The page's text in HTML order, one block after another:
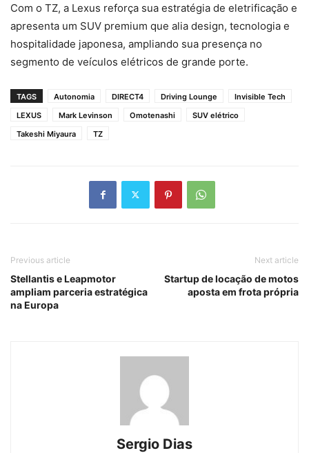
Com o TZ, a Lexus reforça sua estratégia de eletrificação e
apresenta um SUV premium que alia design, tecnologia e
hospitalidade japonesa, ampliando sua presença no
segmento de veículos elétricos de grande porte.
TAGS Autonomia DIRECT4 Driving Lounge
Invisible Tech
LEXUS
Mark Levinson Omotenashi
SUV elétrico
Takeshi Miyaura
TZ
Previous article
Stellantis e Leapmotor
ampliam parceria estratégica
na Europa
Next article
Startup de locação de motos
aposta em frota própria
Sergio Dias